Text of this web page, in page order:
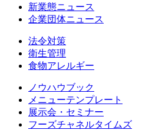
新業態ニュース
企業団体ニュース
法令対策
衛生管理
食物アレルギー
ノウハウブック
メニューテンプレート
展示会・セミナー
フーズチャネルタイムズ